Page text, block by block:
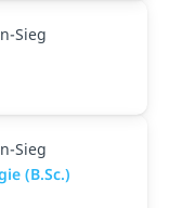
Sieg
Sieg
(B.Sc.)